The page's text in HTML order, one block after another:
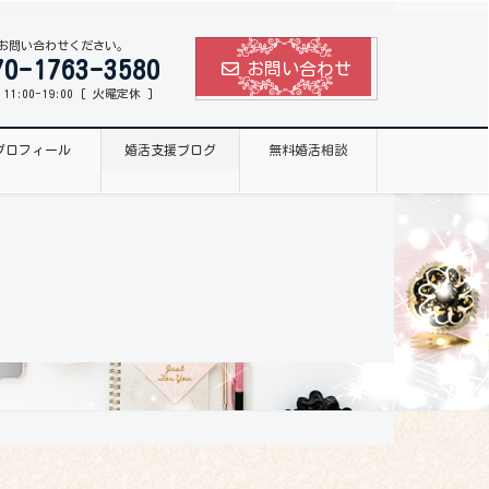
問い合わせください。
1763-3580
11:00-19:00 [ 火曜定休 ]
お問い合わせ
ロフィール 婚活支援ブログ 無料婚活相談